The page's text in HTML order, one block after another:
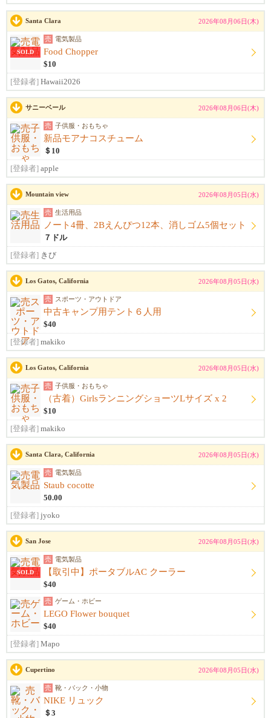
Santa Clara 2026年08月06日(木)
SOLD
売 電気製品
Food Chopper
$10
[登録者] Hawaii2026
サニーベール 2026年08月06日(木)
売 子供服・おもちゃ
新品モアナコスチューム
＄10
[登録者] apple
Mountain view 2026年08月05日(水)
売 生活用品
ノート4冊、2Bえんぴつ12本、消しゴム5個セット
７ドル
[登録者] きび
Los Gatos, California 2026年08月05日(水)
売 スポーツ・アウトドア
中古キャンプ用テント６人用
$40
[登録者] makiko
Los Gatos, California 2026年08月05日(水)
売 子供服・おもちゃ
（古着）GirlsランニングショーツLサイズ x 2
$10
[登録者] makiko
Santa Clara, California 2026年08月05日(水)
売 電気製品
Staub cocotte
50.00
[登録者] jyoko
San Jose 2026年08月05日(水)
SOLD
売 電気製品
【取引中】ポータブルAC クーラー
$40
売 ゲーム・ホビー
LEGO Flower bouquet
$40
[登録者] Mapo
Cupertino 2026年08月05日(水)
売 靴・バック・小物
NIKE リュック
＄3